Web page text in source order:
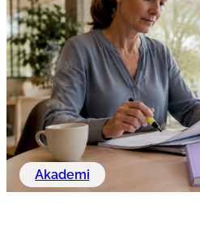
Akademi